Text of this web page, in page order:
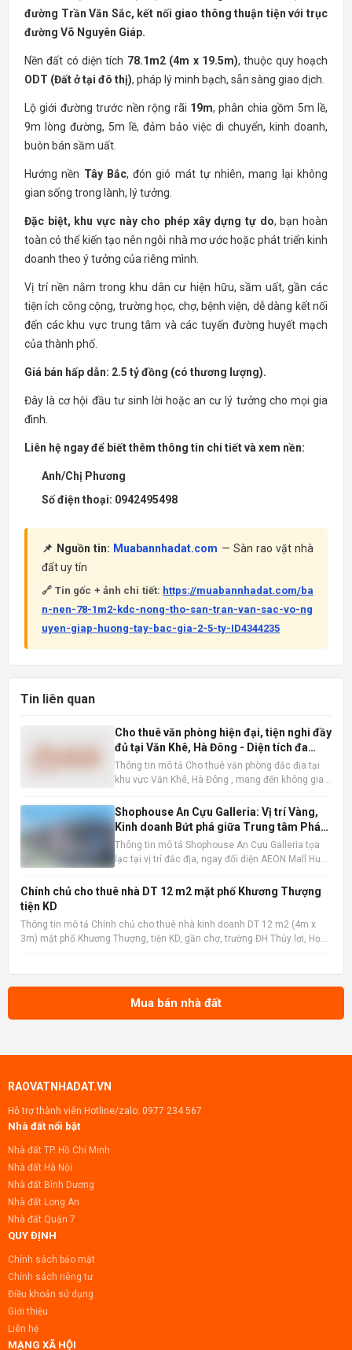
đường Trần Văn Sắc, kết nối giao thông thuận tiện với trục
đường Võ Nguyên Giáp.
Nền đất có diện tích 78.1m2 (4m x 19.5m), thuộc quy hoạch
ODT (Đất ở tại đô thị), pháp lý minh bạch, sẵn sàng giao dịch.
Lộ giới đường trước nền rộng rãi 19m, phân chia gồm 5m lề,
9m lòng đường, 5m lề, đảm bảo việc di chuyển, kinh doanh,
buôn bán sầm uất.
Hướng nền Tây Bắc, đón gió mát tự nhiên, mang lại không
gian sống trong lành, lý tưởng.
Đặc biệt, khu vực này cho phép xây dựng tự do, bạn hoàn
toàn có thể kiến tạo nên ngôi nhà mơ ước hoặc phát triển kinh
doanh theo ý tưởng của riêng mình.
Vị trí nền nằm trong khu dân cư hiện hữu, sầm uất, gần các
tiện ích công cộng, trường học, chợ, bệnh viện, dễ dàng kết nối
đến các khu vực trung tâm và các tuyến đường huyết mạch
của thành phố.
Giá bán hấp dẫn: 2.5 tỷ đồng (có thương lượng).
Đây là cơ hội đầu tư sinh lời hoặc an cư lý tưởng cho mọi gia
đình.
Liên hệ ngay để biết thêm thông tin chi tiết và xem nền:
Anh/Chị Phương
Số điện thoại: 0942495498
📌 Nguồn tin: Muabannhadat.com — Sàn rao vặt nhà
đất uy tín
🔗 Tin gốc + ảnh chi tiết: https://muabannhadat.com/ba
n-nen-78-1m2-kdc-nong-tho-san-tran-van-sac-vo-ng
uyen-giap-huong-tay-bac-gia-2-5-ty-ID4344235
Tin liên quan
Cho thuê văn phòng hiện đại, tiện nghi đầy
đủ tại Văn Khê, Hà Đông - Diện tích đa
dạng
Thông tin mô tả Cho thuê văn phòng đắc địa tại
khu vực Văn Khê, Hà Đông , mang đến không gian
Với diện tích linh hoạt từ 200m2, 300m2 đến
600m2, chúng tôi đáp ứng mọi nhu cầu về quy mô
Shophouse An Cựu Galleria: Vị trí Vàng,
Kinh doanh Bứt phá giữa Trung tâm Phát
triển Mới Huế
Thông tin mô tả Shophouse An Cựu Galleria tọa
lạc tại vị trí đắc địa, ngay đối diện AEON Mall Huế,
trung tâm mua sắm và giải trí sầm uất bậc nhất
Chính chủ cho thuê nhà DT 12 m2 mặt phố Khương Thượng
tiện KD
Thông tin mô tả Chính chủ cho thuê nhà kinh doanh DT 12 m2 (4m x
3m) mặt phố Khương Thượng, tiện KD, gần chợ, trường ĐH Thủy lợi, Học
Mua bán nhà đất
RAOVATNHADAT.VN
Hỗ trợ thành viên Hotline/zalo: 0977 234 567
Nhà đất nổi bật
Nhà đất TP. Hồ Chí Minh
Nhà đất Hà Nội
Nhà đất Bình Dương
Nhà đất Long An
Nhà đất Quận 7
QUY ĐỊNH
Chính sách bảo mật
Chính sách riêng tư
Điều khoản sử dụng
Giới thiệu
Liên hệ
MẠNG XÃ HỘI